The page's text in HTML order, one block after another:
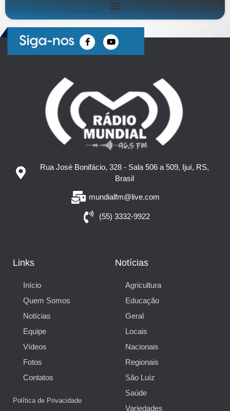
Rua José Bonifácio, 328 - Sala 506 a 509, Ijuí, RS,
Brasil
mundialfm@live.com
(55) 3332-9922
Links
Início
Quem Somos
Notícias
Equipe
Vídeos
Fotos
Contatos
Política de Privacidade
Notícias
Agricultura
Educação
Geral
Locais
Nacionais
Regionais
São Luíz
Saúde
Variedades